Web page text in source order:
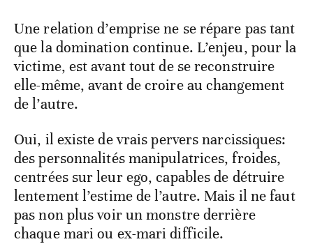
Une relation d’emprise ne se répare pas tant
que la domination continue. L’enjeu, pour la
victime, est avant tout de se reconstruire
elle-même, avant de croire au changement
de l’autre.
Oui, il existe de vrais pervers narcissiques:
des personnalités manipulatrices, froides,
centrées sur leur ego, capables de détruire
lentement l’estime de l’autre. Mais il ne faut
pas non plus voir un monstre derrière
chaque mari ou ex-mari difficile.